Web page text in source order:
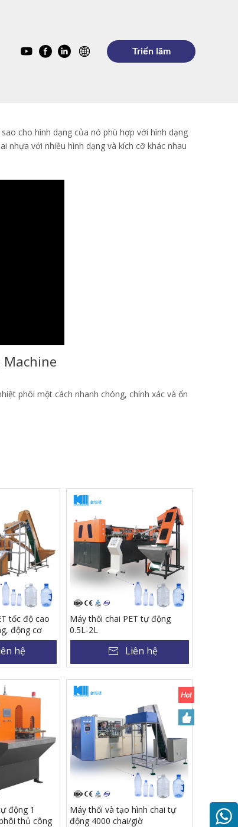
Triển lãm
cho hình dạng của nó phù hợp với hình dạng
nhựa với nhiều hình dạng và kích cỡ khác nhau
phôi một cách nhanh chóng, chính xác và ổn
tốc độ cao
động cơ
công suất
cho chai
hệ
Máy thổi chai PET tự động
0.5L-2L
Liên hệ
động 1
thủ công
Máy thổi và tạo hình chai tự
động 4000 chai/giờ